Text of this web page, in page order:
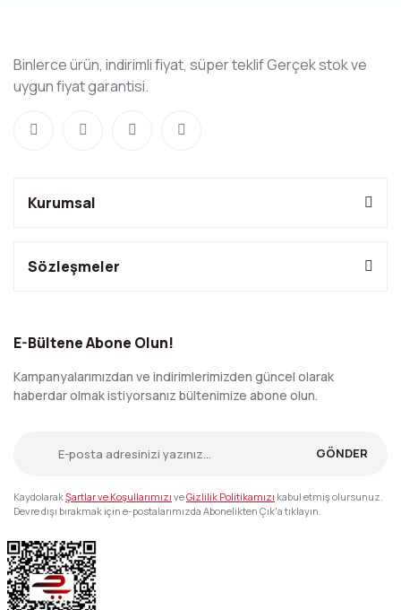
Binlerce ürün, indirimli fiyat, süper teklif Gerçek stok ve
uygun fiyat garantisi.
Kurumsal
Sözleşmeler
E-Bültene Abone Olun!
Kampanyalarımızdan ve indirimlerimizden güncel olarak
haberdar olmak istiyorsanız bültenimize abone olun.
GÖNDER
KaydolarakŞartlar ve Koşullarımızı veGizlilik Politikamızı kabul etmiş olursunuz.
Devre dışı bırakmak için e-postalarımızda Abonelikten Çık'a tıklayın.